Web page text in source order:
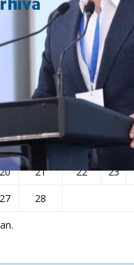
februarie 2023
Ma Mi
1
9
21 22 23
27
28